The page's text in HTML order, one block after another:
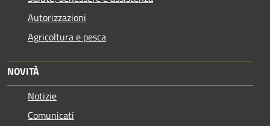
Autorizzazioni
Agricoltura e pesca
NOVITÀ
Notizie
Comunicati